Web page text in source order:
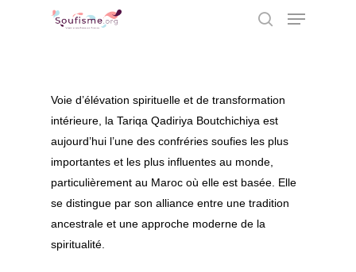
Hit enter to search or ESC to close
Voie d’élévation spirituelle et de transformation
intérieure, la Tariqa Qadiriya Boutchichiya est
aujourd’hui l’une des confréries soufies les plus
importantes et les plus influentes au monde,
particulièrement au Maroc où elle est basée. Elle
se distingue par son alliance entre une tradition
ancestrale et une approche moderne de la
spiritualité.